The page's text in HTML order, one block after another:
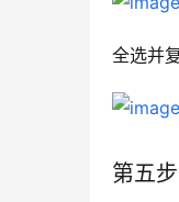
全选并
第五